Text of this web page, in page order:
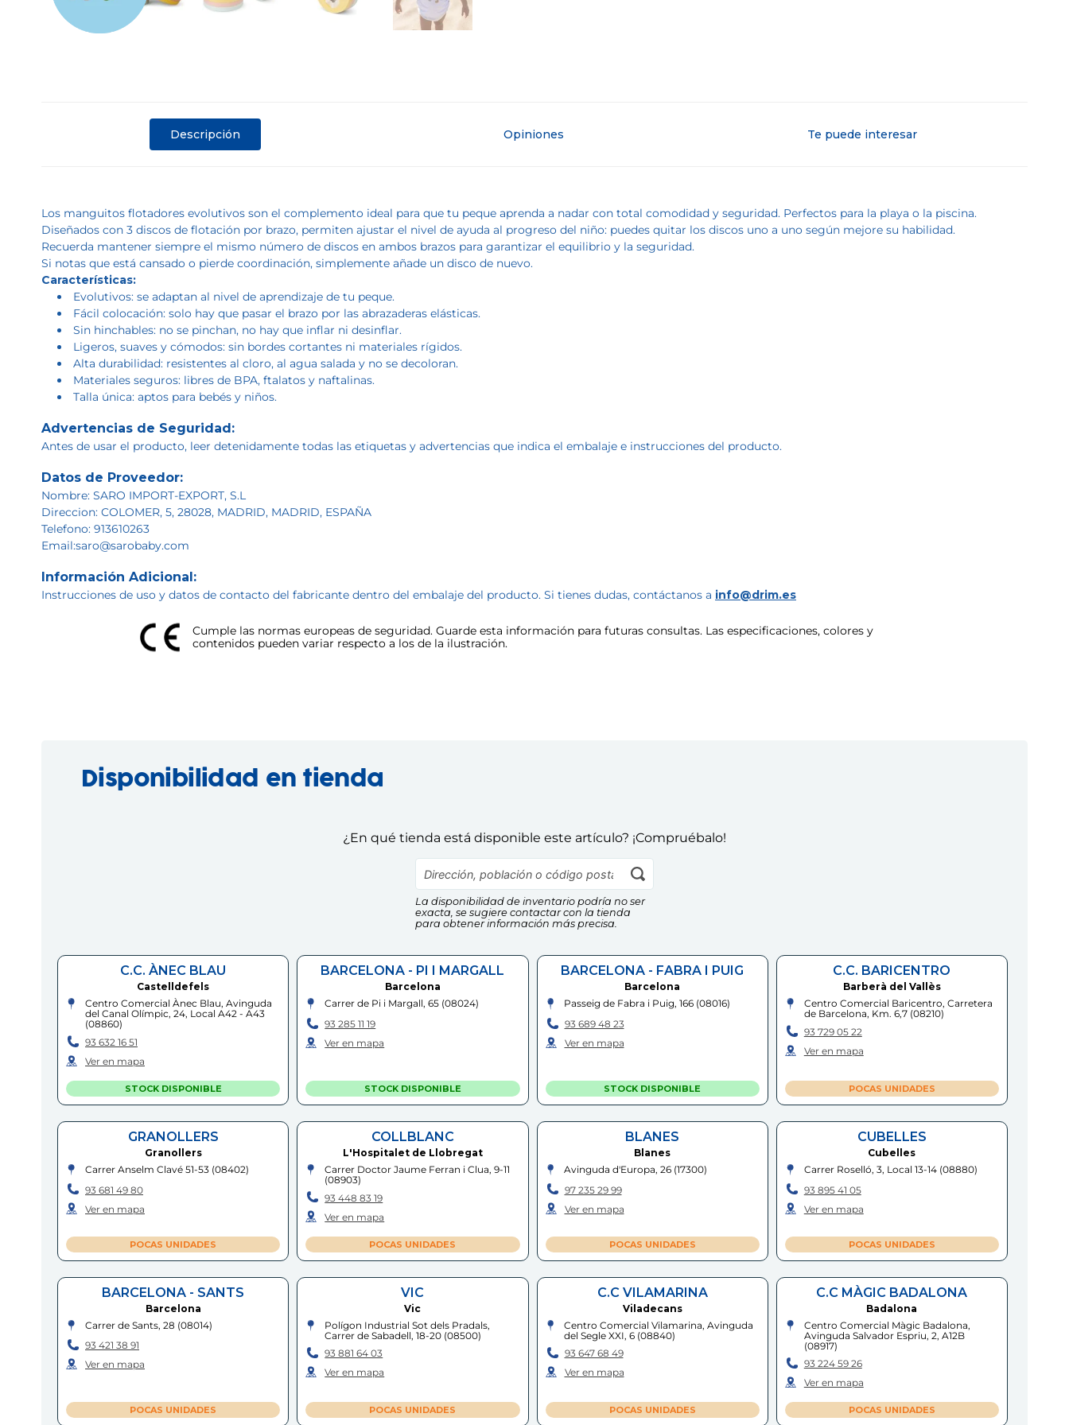
Descripción Opiniones Te puede interesar
Los manguitos flotadores evolutivos son el complemento ideal para que tu peque aprenda a nadar con total comodidad y seguridad. Perfectos para la playa o la piscina.
Diseñados con 3 discos de flotación por brazo, permiten ajustar el nivel de ayuda al progreso del niño: puedes quitar los discos uno a uno según mejore su habilidad.
Recuerda mantener siempre el mismo número de discos en ambos brazos para garantizar el equilibrio y la seguridad.
Si notas que está cansado o pierde coordinación, simplemente añade un disco de nuevo.
Características:
Evolutivos: se adaptan al nivel de aprendizaje de tu peque.
Fácil colocación: solo hay que pasar el brazo por las abrazaderas elásticas.
Sin hinchables: no se pinchan, no hay que inflar ni desinflar.
Ligeros, suaves y cómodos: sin bordes cortantes ni materiales rígidos.
Alta durabilidad: resistentes al cloro, al agua salada y no se decoloran.
Materiales seguros: libres de BPA, ftalatos y naftalinas.
Talla única: aptos para bebés y niños.
Advertencias de Seguridad:
Antes de usar el producto, leer detenidamente todas las etiquetas y advertencias que indica el embalaje e instrucciones del producto.
Datos de Proveedor:
Nombre: SARO IMPORT-EXPORT, S.L
Direccion: COLOMER, 5, 28028, MADRID, MADRID, ESPAÑA
Telefono: 913610263
Email:saro@sarobaby.com
Información Adicional:
Instrucciones de uso y datos de contacto del fabricante dentro del embalaje del producto. Si tienes dudas, contáctanos a info@drim.es
Cumple las normas europeas de seguridad. Guarde esta información para futuras consultas. Las especificaciones, colores y
contenidos pueden variar respecto a los de la ilustración.
Disponibilidad en tienda
¿En qué tienda está disponible este artículo? ¡Compruébalo!
La disponibilidad de inventario podría no ser
exacta, se sugiere contactar con la tienda
para obtener información más precisa.
C.C. ÀNEC BLAU
Castelldefels
Centro Comercial Ànec Blau, Avinguda
del Canal Olímpic, 24, Local A42 - A43
(08860)
93 632 16 51
Ver en mapa
STOCK DISPONIBLE
BARCELONA - PI I MARGALL
Barcelona
Carrer de Pi i Margall, 65 (08024)
93 285 11 19
Ver en mapa
STOCK DISPONIBLE
BARCELONA - FABRA I PUIG
Barcelona
Passeig de Fabra i Puig, 166 (08016)
93 689 48 23
Ver en mapa
STOCK DISPONIBLE
C.C. BARICENTRO
Barberà del Vallès
Centro Comercial Baricentro, Carretera
de Barcelona, Km. 6,7(08210)
93 729 05 22
Ver en mapa
POCAS UNIDADES
GRANOLLERS
Granollers
Carrer Anselm Clavé 51-53(08402)
93 681 49 80
Ver en mapa
POCAS UNIDADES
COLLBLANC
L'Hospitalet de Llobregat
Carrer Doctor Jaume Ferran i Clua, 9-11
(08903)
93 448 83 19
Ver en mapa
POCAS UNIDADES
BLANES
Blanes
Avinguda d'Europa, 26 (17300)
97 235 29 99
Ver en mapa
POCAS UNIDADES
CUBELLES
Cubelles
Carrer Roselló, 3, Local 13-14(08880)
93 895 41 05
Ver en mapa
POCAS UNIDADES
BARCELONA - SANTS
Barcelona
Carrer de Sants, 28 (08014)
93 421 38 91
Ver en mapa
POCAS UNIDADES
VIC
Vic
Polígon Industrial Sot dels Pradals,
Carrer de Sabadell, 18-20 (08500)
93 881 64 03
Ver en mapa
POCAS UNIDADES
C.C VILAMARINA
Viladecans
Centro Comercial Vilamarina, Avinguda
del Segle XXI, 6 (08840)
93 647 68 49
Ver en mapa
POCAS UNIDADES
C.C MÀGIC BADALONA
Badalona
Centro Comercial Màgic Badalona,
Avinguda Salvador Espriu, 2, A12B
(08917)
93 224 59 26
Ver en mapa
POCAS UNIDADES